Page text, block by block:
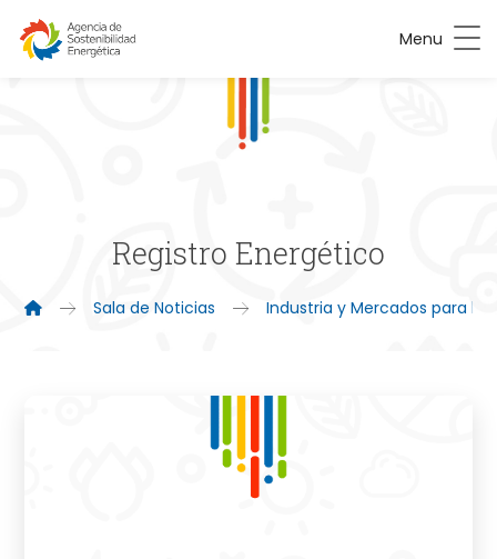
Menu
Registro Energético
Sala de Noticias Industria y Mercados para la